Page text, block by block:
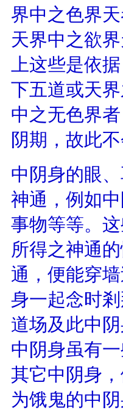
界中之色界
天界中之欲
上这些是依
下五道或天
中之无色界
阴期，故此不
中阴身的眼
神通，例如
事物等等。
所得之神通
通，便能穿
身一起念时
道场及此中
中阴身虽有
其它中阴身
为饿鬼的中